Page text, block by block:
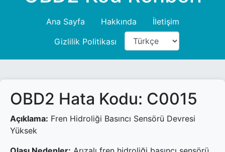
Ana Sayfa Hakkında
İletişim
Gizlilik Politikası
OBD2 Hata Kodu: C0015
Açıklama: Fren Hidroliği Basıncı Sensörü Devresi
Yüksek